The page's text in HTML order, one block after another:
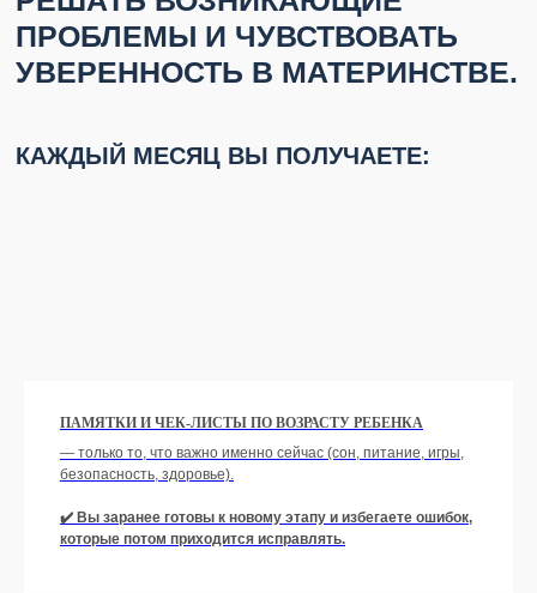
ПАМЯТКИ И ЧЕК-ЛИСТЫ ПО ВОЗРАСТУ РЕБЕНКА
— только то, что важно именно сейчас (сон, питание, игры,
безопасность, здоровье).
✔️ Вы заранее готовы к новому этапу и избегаете ошибок,
которые потом приходится исправлять.